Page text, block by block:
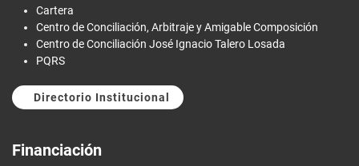
Cartera
Centro de Conciliación, Arbitraje y Amigable Composición
Centro de Conciliación José Ignacio Talero Losada
PQRS
Directorio Institucional
Financiación